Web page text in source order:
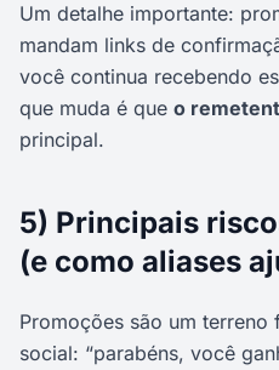
Um detalhe importante:
mandam links de
você continua recebendo
que muda é que o
principal.
5) Principais
(e como aliases
Promoções são um terreno
social: “parabéns, você